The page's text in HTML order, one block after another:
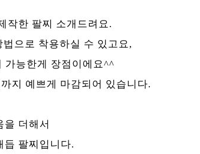
작한 팔찌 소개드려요.
으로 착용하실 수 있고요,
가능한게 장점이에요^^
지 예쁘게 마감되어 있습니다.
을 더해서
듭 팔찌입니다.